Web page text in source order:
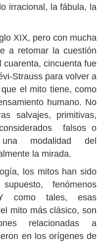
irracional, la fábula, la
XIX, pero con mucha
a retomar la cuestión
cincuenta fue
Strauss para volver a
el mito tiene, como
humano. No
salvajes, primitivas,
falsos o
modalidad del
la mirada.
los mitos han sido
fenómenos
como tales, esas
mito más clásico, son
relacionadas a
en los orígenes de